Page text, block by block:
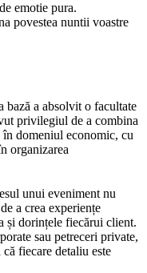
emotie pura.
povestea nuntii voastre
bază a absolvit o facultate
privilegiul de a combina
domeniul economic, cu
organizarea
unui eveniment nu
a crea experiențe
și dorințele fiecărui client.
sau petreceri private,
fiecare detaliu este